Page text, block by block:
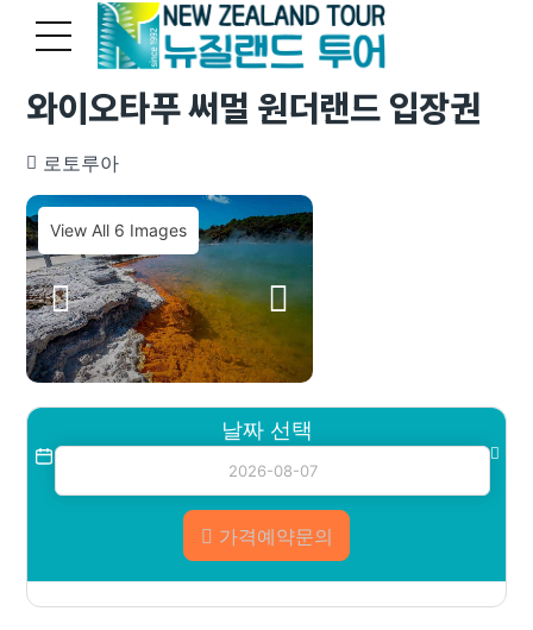
와이오타푸 써멀 원더랜드 입장권
로토루아
View All 6 Images
날짜 선택
가격예약문의